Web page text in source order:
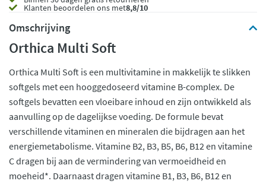
Klanten beoordelen ons met8,8/10
Omschrijving
Orthica Multi Soft
Orthica Multi Soft is een multivitamine in makkelijk te slikken
softgels met een hooggedoseerd vitamine B-complex. De
softgels bevatten een vloeibare inhoud en zijn ontwikkeld als
aanvulling op de dagelijkse voeding. De formule bevat
verschillende vitaminen en mineralen die bijdragen aan het
energiemetabolisme. Vitamine B2, B3, B5, B6, B12 en vitamine
C dragen bij aan de vermindering van vermoeidheid en
moeheid*. Daarnaast dragen vitamine B1, B3, B6, B12 en